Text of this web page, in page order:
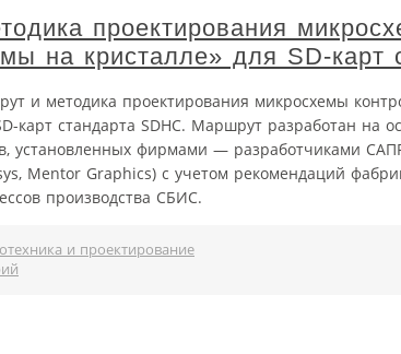
проектирования
на кристалле» для SD-карт
и методика проектирования микросхемы
карт стандарта SDHC. Маршрут разработан на
установленных фирмами — разработчиками
Mentor Graphics) с учетом рекомендаций
производства СБИС.
и проектирование